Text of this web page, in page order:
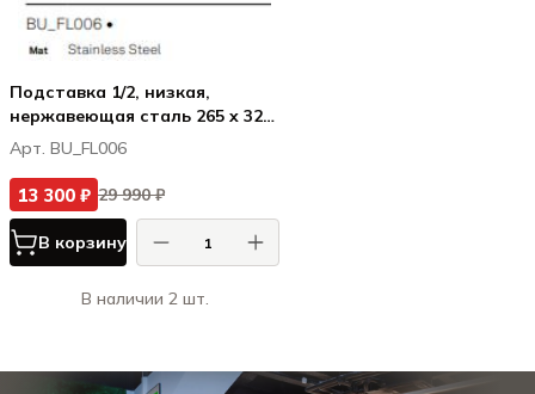
Подставка 1/2, низкая,
нержавеющая сталь 265 x 325
x 99.5 mm
Арт. BU_FL006
13 300 ₽ 29 990 ₽
В корзину
В наличии 2 шт.